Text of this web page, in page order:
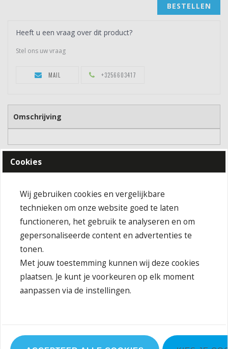
BESTELLEN
Heeft u een vraag over dit product?
Stel ons uw vraag
MAIL +3256603417
Omschrijving
IN DE KIJKER
Cookies
Wij gebruiken cookies en vergelijkbare
technieken om onze website goed te laten
functioneren, het gebruik te analyseren en om
gepersonaliseerde content en advertenties te
tonen.
Met jouw toestemming kunnen wij deze cookies
plaatsen. Je kunt je voorkeuren op elk moment
aanpassen via de instellingen.